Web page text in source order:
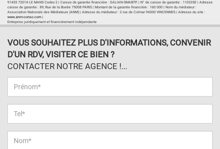
91435 72014 LE MANS Cedex 2 | Caisse de garantie financière : GALIAN-SMABTP. | N° de caisse de garantie : 110335E | Adresse
caisse de garantie : 89, Rue de la Boetie 75008 PARIS | Montant de la garantie financière : 160 000 | Nom du médiateur :
Association Nationale des Médiateurs (ANM) | Adresse du médiateur : 2 rue de Colmar 94300 VINCENNES | Adresse du site :
www.anm-conso.com
Entreprise juridiquement et financièrement indépendante
VOUS SOUHAITEZ PLUS D'INFORMATIONS, CONVENIR
D'UN RDV, VISITER CE BIEN ?
CONTACTER NOTRE AGENCE !...